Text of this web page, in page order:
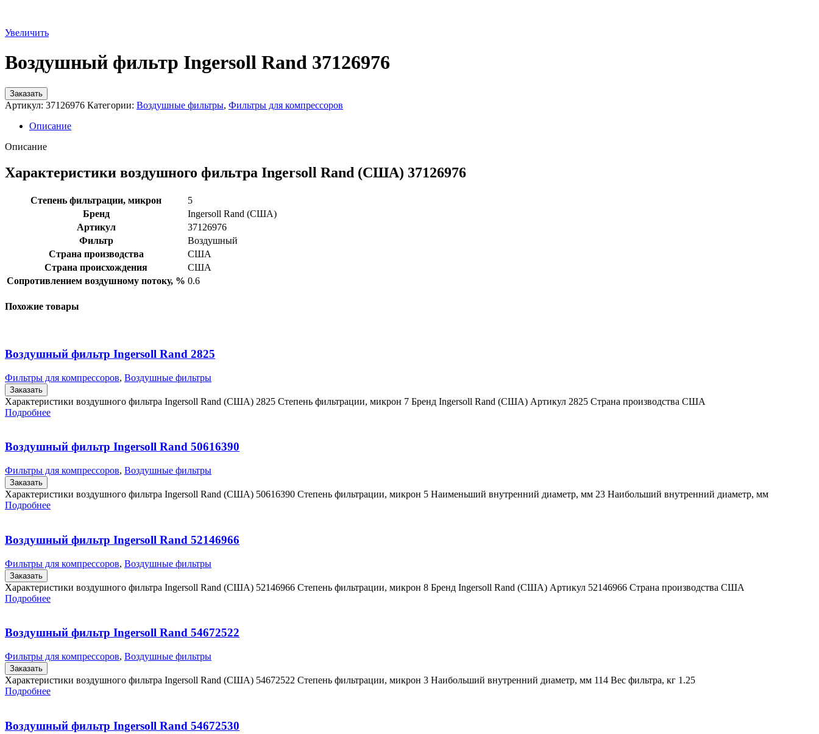
Увеличить
Воздушный фильтр Ingersoll Rand 37126976
Заказать
Артикул: 37126976 Категории: Воздушные фильтры, Фильтры для компрессоров
Описание
Описание
Характеристики воздушного фильтра Ingersoll Rand (США) 37126976
Степень фильтрации, микрон
5
Бренд
Ingersoll Rand (США)
Артикул
37126976
Фильтр
Воздушный
Страна производства
США
Страна происхождения
США
Сопротивлением воздушному потоку, % 0.6
Похожие товары
Воздушный фильтр Ingersoll Rand 2825
Фильтры для компрессоров, Воздушные фильтры
Заказать
Характеристики воздушного фильтра Ingersoll Rand (США) 2825 Степень фильтрации, микрон 7 Бренд Ingersoll Rand (США) Артикул 2825 Страна производства США
Подробнее
Воздушный фильтр Ingersoll Rand 50616390
Фильтры для компрессоров, Воздушные фильтры
Заказать
Характеристики воздушного фильтра Ingersoll Rand (США) 50616390 Степень фильтрации, микрон 5 Наименьший внутренний диаметр, мм 23 Наибольший внутренний диаметр, мм
Подробнее
Воздушный фильтр Ingersoll Rand 52146966
Фильтры для компрессоров, Воздушные фильтры
Заказать
Характеристики воздушного фильтра Ingersoll Rand (США) 52146966 Степень фильтрации, микрон 8 Бренд Ingersoll Rand (США) Артикул 52146966 Страна производства США
Подробнее
Воздушный фильтр Ingersoll Rand 54672522
Фильтры для компрессоров, Воздушные фильтры
Заказать
Характеристики воздушного фильтра Ingersoll Rand (США) 54672522 Степень фильтрации, микрон 3 Наибольший внутренний диаметр, мм 114 Вес фильтра, кг 1.25
Подробнее
Воздушный фильтр Ingersoll Rand 54672530